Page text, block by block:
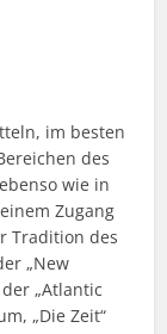
im besten
des
wie in
Zugang
Tradition des
„New
der „Atlantic
„Die Zeit“